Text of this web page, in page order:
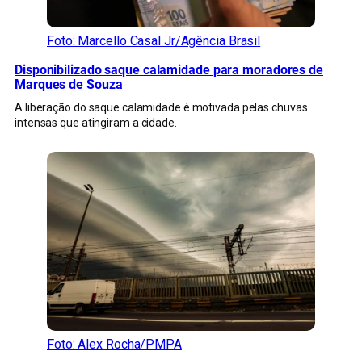
Foto: Marcello Casal Jr/Agência Brasil
Disponibilizado saque calamidade para moradores de
Marques de Souza
A liberação do saque calamidade é motivada pelas chuvas
intensas que atingiram a cidade.
Foto: Alex Rocha/PMPA